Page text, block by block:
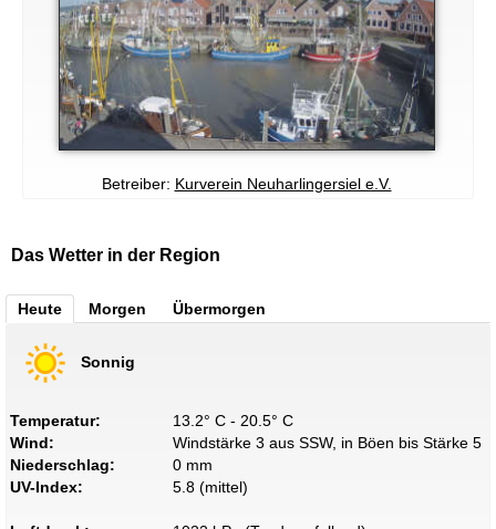
Betreiber: Kurverein Neuharlingersiel e.V.
Das Wetter in der Region
Heute Morgen Übermorgen
Sonnig
Temperatur:
13.2° C - 20.5° C
Wind:
Windstärke 3 aus SSW, in Böen bis Stärke 5
Niederschlag:
0 mm
UV-Index:
5.8 (mittel)